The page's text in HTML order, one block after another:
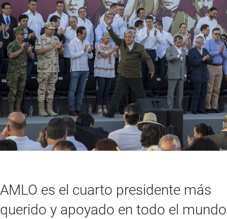
AMLO es el cuarto presidente más
querido y apoyado en todo el mundo